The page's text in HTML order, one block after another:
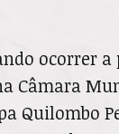
ocorrer a
Câmara
Quilombo